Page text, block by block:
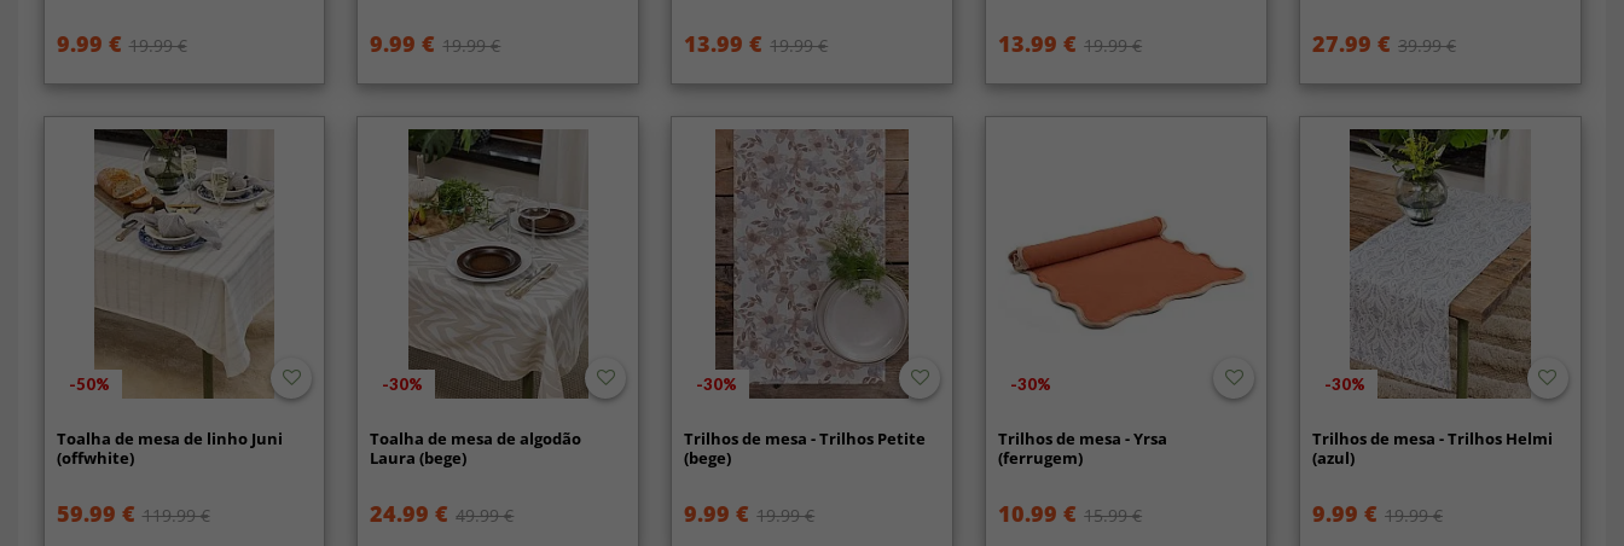
9.99 € 19.99 € 9.99 € 19.99 € 13.99 € 19.99 € 13.99 € 19.99 € 27.99 € 39.99 €
-50%
Toalha de mesa de linho Juni
(offwhite)
59.99 € 119.99 €
-30%
Toalha de mesa de algodão
Laura (bege)
24.99 € 49.99 €
-30%
Trilhos de mesa - Trilhos Petite
(bege)
9.99 € 19.99 €
-30%
Trilhos de mesa - Yrsa
(ferrugem)
10.99 € 15.99 €
-30%
Trilhos de mesa - Trilhos Helmi
(azul)
9.99 € 19.99 €